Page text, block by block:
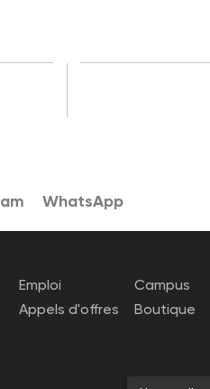
WhatsApp
Emploi
Appels d'offres
Campus
Boutique